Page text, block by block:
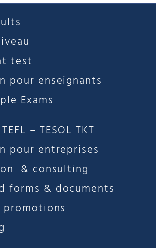
test
pour enseignants
Exams
– TESOL TKT
pour entreprises
& consulting
forms & documents